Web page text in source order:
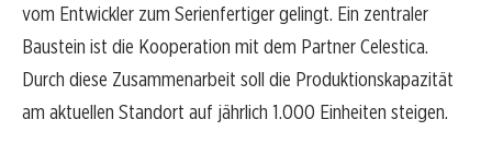
vom Entwickler zum Serienfertiger gelingt. Ein zentraler
Baustein ist die Kooperation mit dem Partner Celestica.
Durch diese Zusammenarbeit soll die Produktionskapazität
am aktuellen Standort auf jährlich 1.000 Einheiten steigen.